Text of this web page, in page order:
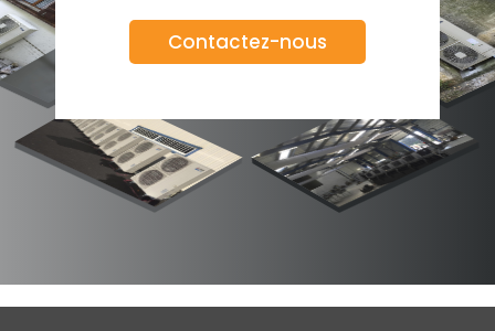
Contactez-nous